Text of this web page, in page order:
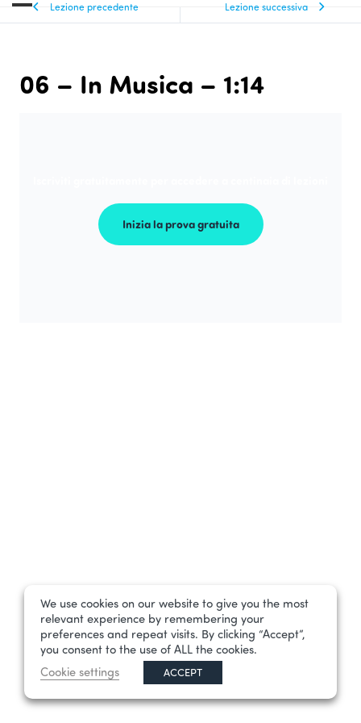
Lezione precedente Lezione successiva
06 – In Musica – 1:14
Inizia la prova gratuita
We use cookies on our website to give you the most
relevant experience by remembering your
preferences and repeat visits. By clicking “Accept”,
you consent to the use of ALL the cookies.
Cookie settings
ACCEPT